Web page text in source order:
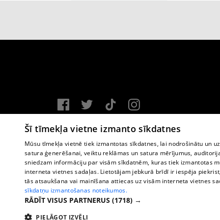
Vortal assistance service: e-mail -
Copyright © 2004-2026 SIA HELIO MEDIA.
All rights reserved.
Šī tīmekļa vietne izmanto sīkdatnes
Mūsu tīmekļa vietnē tiek izmantotas sīkdatnes, lai nodrošinātu un
satura ģenerēšanai, veiktu reklāmas un satura mērījumus,
sniedzam informāciju par visām sīkdatnēm, kuras tiek izmantotas
interneta vietnes sadaļas. Lietotājam jebkurā brīdī ir iespēja
tās atsaukšana vai mainīšana attiecas uz visām interneta vietnes
sīkdatņu izmantošanas noteikumos.
RĀDĪT VISUS PARTNERUS (1718) →
PIELĀGOT IZVĒLI